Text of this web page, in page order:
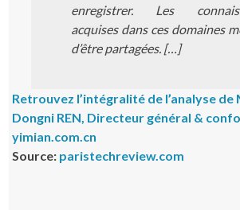
enregistrer. Les
acquises dans ces domaines
d’être partagées. […]
Retrouvez l’intégralité de l’analyse de
Dongni REN, Directeur général &
yimian.com.cn
Source: paristechreview.com